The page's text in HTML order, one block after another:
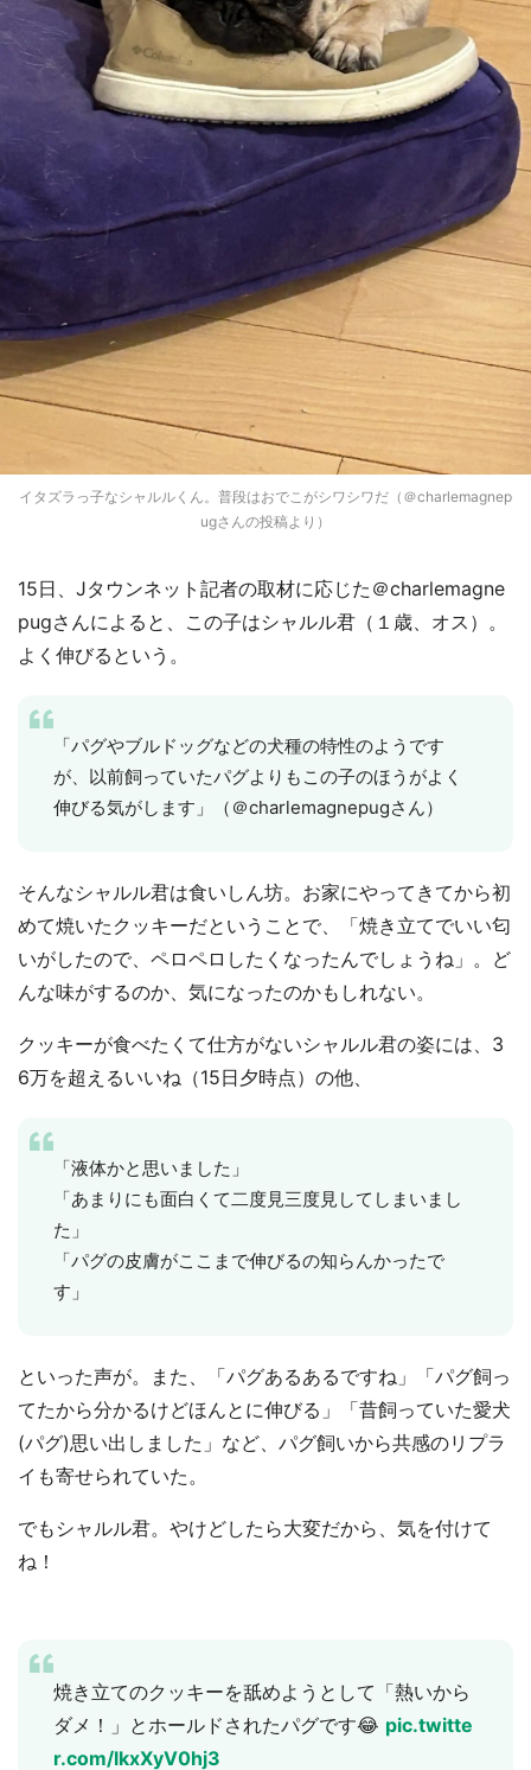
イタズラっ子なシャルルくん。普段はおでこがシワシワだ（＠charlemagnep
ugさんの投稿より）
15日、Jタウンネット記者の取材に応じた＠charlemagne
pugさんによると、この子はシャルル君（１歳、オス）。
よく伸びるという。
「パグやブルドッグなどの犬種の特性のようです
が、以前飼っていたパグよりもこの子のほうがよく
伸びる気がします」（＠charlemagnepugさん）
そんなシャルル君は食いしん坊。お家にやってきてから初
めて焼いたクッキーだということで、「焼き立てでいい匂
いがしたので、ペロペロしたくなったんでしょうね」。ど
んな味がするのか、気になったのかもしれない。
クッキーが食べたくて仕方がないシャルル君の姿には、3
6万を超えるいいね（15日夕時点）の他、
「液体かと思いました」
「あまりにも面白くて二度見三度見してしまいまし
た」
「パグの皮膚がここまで伸びるの知らんかったで
す」
といった声が。また、「パグあるあるですね」「パグ飼っ
てたから分かるけどほんとに伸びる」「昔飼っていた愛犬
(パグ)思い出しました」など、パグ飼いから共感のリプラ
イも寄せられていた。
でもシャルル君。やけどしたら大変だから、気を付けて
ね！
焼き立てのクッキーを舐めようとして「熱いから
ダメ！」とホールドされたパグです😂 pic.twitte
r.com/lkxXyV0hj3